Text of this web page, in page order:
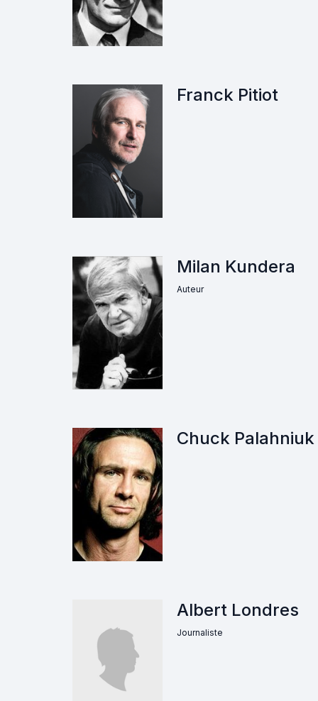
Franck Pitiot
Milan Kundera
Auteur
Chuck Palahniuk
Albert Londres
Journaliste